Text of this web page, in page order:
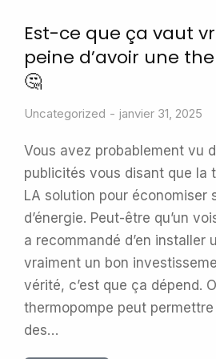
Est-ce que ça vaut
peine d’avoir une
🤔
Uncategorized janvier 31, 2025
Vous avez probablement vu
publicités vous disant que la
LA solution pour économiser
d’énergie. Peut-être qu’un
a recommandé d’en installer
vraiment un bon
vérité, c’est que ça dépend.
thermopompe peut permettre
des…